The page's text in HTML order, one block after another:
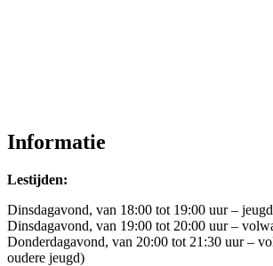
Informatie
Lestijden:
Dinsdagavond, van 18:00 tot 19:00 uur –
Dinsdagavond, van 19:00 tot 20:00 uur –
Donderdagavond, van 20:00 tot 21:30 uur –
oudere jeugd)